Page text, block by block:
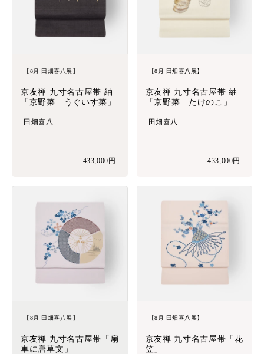
【8月 田畑喜八展】
京友禅 九寸名古屋帯 紬
「京野菜 うぐいす菜」
田畑喜八
433,000円
【8月 田畑喜八展】
京友禅 九寸名古屋帯 紬
「京野菜 たけのこ」
田畑喜八
433,000円
【8月 田畑喜八展】
京友禅 九寸名古屋帯「扇
車に唐草文」
【8月 田畑喜八展】
京友禅 九寸名古屋帯「花
笠」